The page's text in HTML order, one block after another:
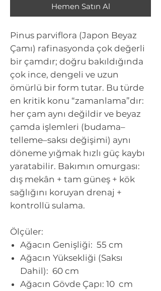
Hemen Satın Al
Pinus parviflora (Japon Beyaz
Çamı) rafinasyonda çok değerli
bir çamdır; doğru bakıldığında
çok ince, dengeli ve uzun
ömürlü bir form tutar. Bu türde
en kritik konu “zamanlama”dır:
her çam aynı değildir ve beyaz
çamda işlemleri (budama–
telleme–saksı değişimi) aynı
döneme yığmak hızlı güç kaybı
yaratabilir. Bakımın omurgası:
dış mekân + tam güneş + kök
sağlığını koruyan drenaj +
kontrollü sulama.
Ölçüler:
Ağacın Genişliği: 55 cm
Ağacın Yüksekliği (Saksı
Dahil): 60 cm
Ağacın Gövde Çapı: 10 cm